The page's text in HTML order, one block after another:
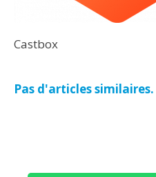
Castbox
Pas d'articles similaires.